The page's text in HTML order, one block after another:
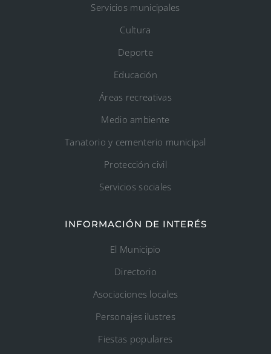
Servicios municipales
Cultura
Deporte
Educación
Áreas recreativas
Medio ambiente
Tanatorio y cementerio municipal
Protección civil
Servicios sociales
INFORMACIÓN DE INTERÉS
El Municipio
Directorio
Asociaciones locales
Personajes ilustres
Fiestas populares